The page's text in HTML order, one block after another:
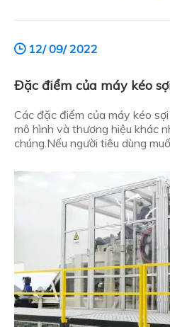
12/ 09/ 2022
Đặc điểm của máy kéo
Các đặc điểm của máy kéo
mô hình và thương hiệu khác
chúng.Nếu người tiêu dùng
hiểu rõ đặc tính của nhiều loại